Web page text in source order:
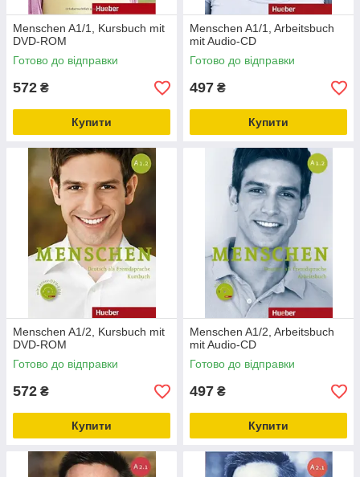
Menschen A1/1, Kursbuch mit
DVD-ROM
Готово до відправки
572 ₴
Купити
Menschen A1/1, Arbeitsbuch
mit Audio-CD
Готово до відправки
497 ₴
Купити
Menschen A1/2, Kursbuch mit
DVD-ROM
Готово до відправки
572 ₴
Купити
Menschen A1/2, Arbeitsbuch
mit Audio-CD
Готово до відправки
497 ₴
Купити